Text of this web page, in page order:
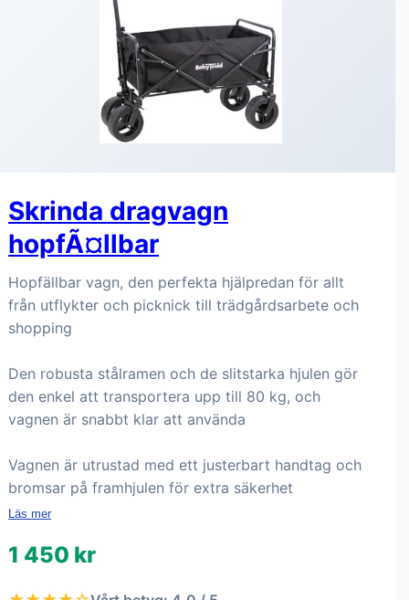
Skrinda dragvagn
hopfÃ¤llbar
Hopfällbar vagn, den perfekta hjälpredan för allt
från utflykter och picknick till trädgårdsarbete och
shopping
Den robusta stålramen och de slitstarka hjulen gör
den enkel att transportera upp till 80 kg, och
vagnen är snabbt klar att använda
Vagnen är utrustad med ett justerbart handtag och
bromsar på framhjulen för extra säkerhet
Läs mer
1 450 kr